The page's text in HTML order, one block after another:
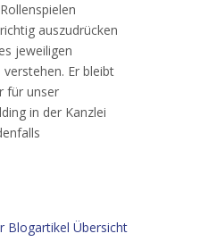
auszudrücken
jeweiligen
Er bleibt
für unser
in der Kanzlei
Blogartikel Übersicht